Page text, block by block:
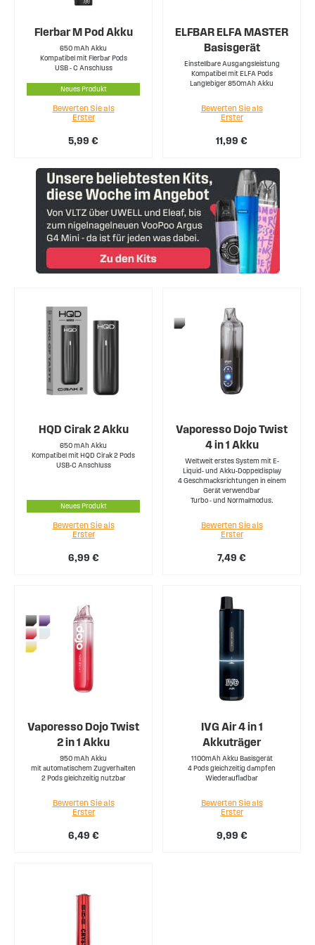
Flerbar M Pod Akku
650 mAh Akku
Kompatibel mit Flerbar Pods
USB - C Anschluss
Neues Produkt
5,99 €
Bewerten Sie als
Erster
ELFBAR ELFA MASTER
Basisgerät
Einstellbare Ausgangsleistung
Kompatibel mit ELFA Pods
Langlebiger 850mAh Akku
11,99 €
Bewerten Sie als
Erster
HQD Cirak 2 Akku
650 mAh Akku
Kompatibel mit HQD Cirak 2 Pods
USB-C Anschluss
Neues Produkt
6,99 €
Bewerten Sie als
Erster
Vaporesso Dojo Twist
4 in 1 Akku
Weltweit erstes System mit E-
Liquid- und Akku-Doppeldisplay
4 Geschmacksrichtungen in einem
Gerät verwendbar
Turbo - und Normalmodus.
7,49 €
Bewerten Sie als
Erster
Vaporesso Dojo Twist
2 in 1 Akku
950 mAh Akku
mit automatischem Zugverhalten
2 Pods gleichzeitig nutzbar
6,49 €
Bewerten Sie als
Erster
IVG Air 4 in 1
Akkuträger
1100mAh Akku Basisgerät
4 Pods gleichzeitig dampfen
Wiederaufladbar
9,99 €
Bewerten Sie als
Erster